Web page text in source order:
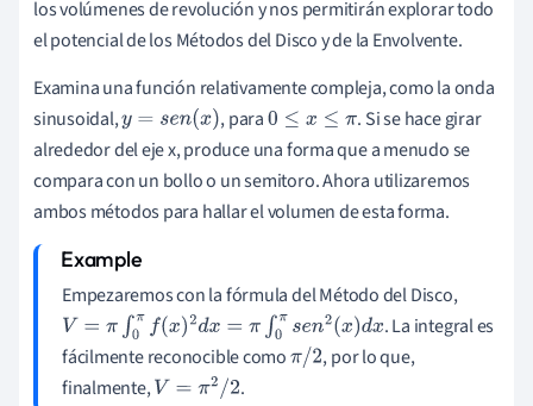
los volúmenes de revolución y nos permitirán explorar todo
el potencial de los Métodos del Disco y de la Envolvente.
Examina una función relativamente compleja, como la onda
sinusoidal,y=se n(x) , para0≤x≤ π
. Si se hace girar
alrededor del eje x, produce una forma que a menudo se
compara con un bollo o un semitoro. Ahora utilizaremos
ambos métodos para hallar el volumen de esta forma.
Empezaremos con la fórmula del Método del Disco,
V= π∫0πf(x)2dx=π∫0πs en 2(x)dx
. La integral es
fácilmente reconocible comoπ/2 , por lo que,
finalmente,V= π2 /2 .